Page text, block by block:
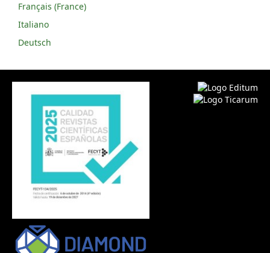
Français (France)
Italiano
Deutsch